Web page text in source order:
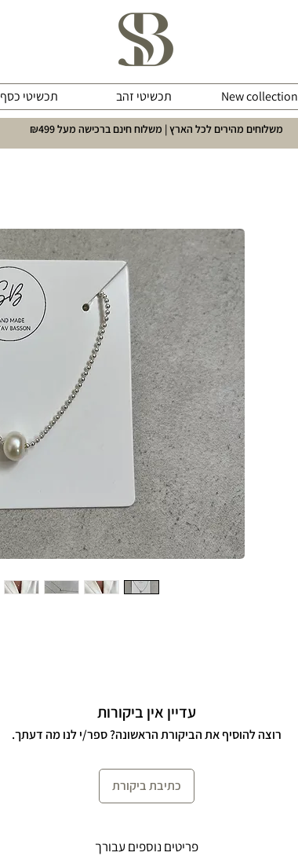
New collection תכשיטי זהב תכשיטי כסף
עדיין אין ביקורות
רוצה להוסיף את הביקורת הראשונה? ספר/י לנו מה דעתך.
כתיבת ביקורת
פריטים נוספים עבורך
משלוחים מהירים לכל הארץ | משלוח חינם ברכישה מעל ₪499